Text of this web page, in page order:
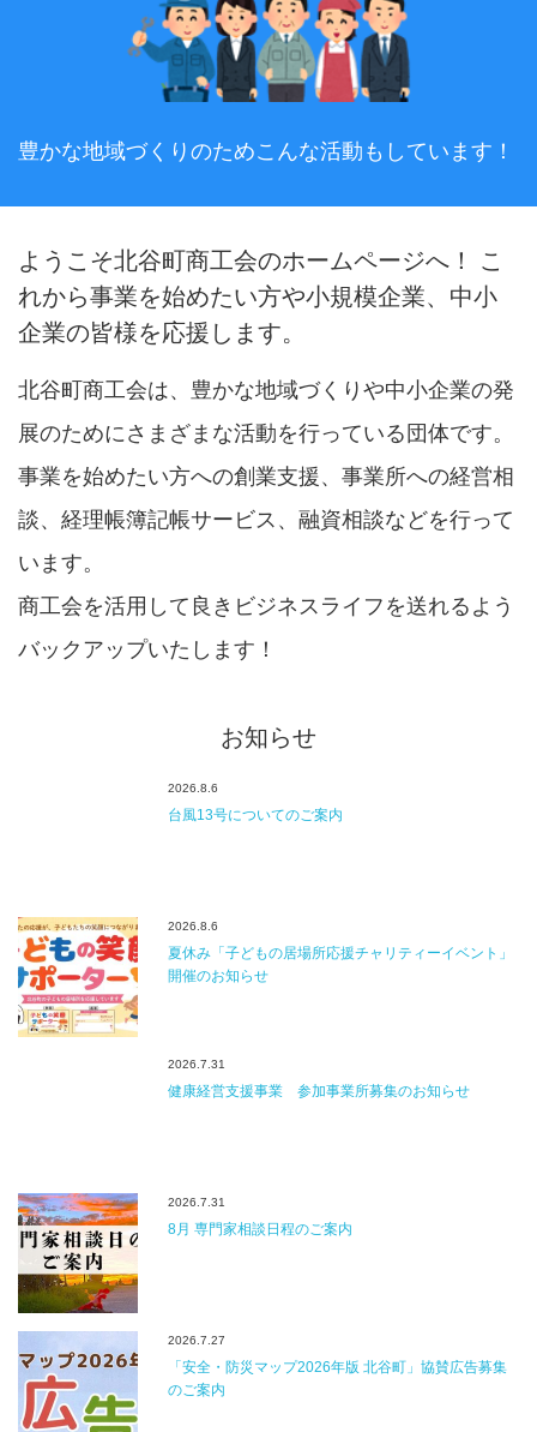
豊かな地域づくりのためこんな活動もしています！
ようこそ北谷町商工会のホームページへ！ こ
れから事業を始めたい方や小規模企業、中小
企業の皆様を応援します。
北谷町商工会は、豊かな地域づくりや中小企業の発
展のためにさまざまな活動を行っている団体です。
事業を始めたい方への創業支援、事業所への経営相
談、経理帳簿記帳サービス、融資相談などを行って
います。
商工会を活用して良きビジネスライフを送れるよう
バックアップいたします！
お知らせ
2026.8.6
台風13号についてのご案内
2026.8.6
夏休み「子どもの居場所応援チャリティーイベント」
開催のお知らせ
2026.7.31
健康経営支援事業 参加事業所募集のお知らせ
2026.7.31
8月 専門家相談日程のご案内
2026.7.27
「安全・防災マップ2026年版 北谷町」協賛広告募集
のご案内